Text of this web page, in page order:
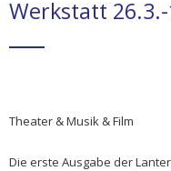
Werkstatt
Theater & Musik & Film
Die erste Ausgabe der